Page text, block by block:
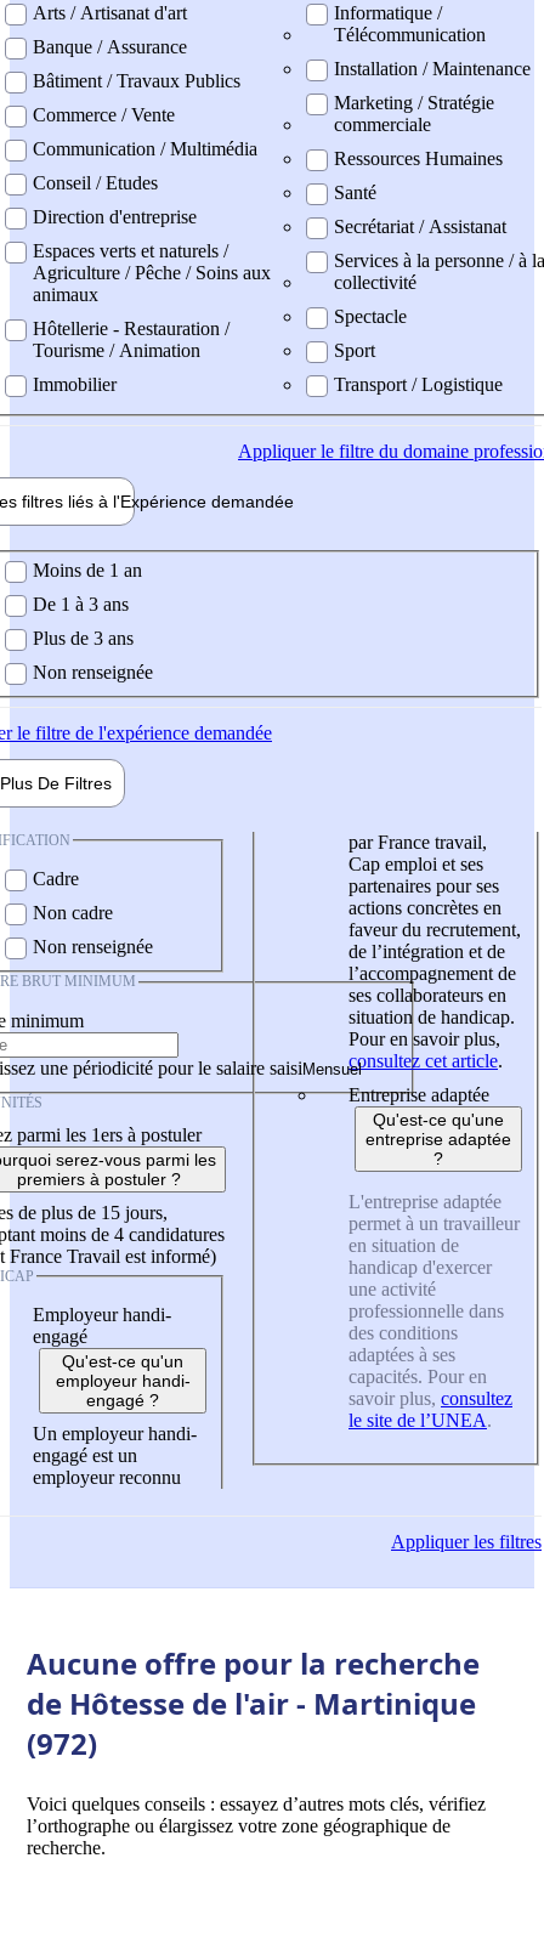
Arts / Artisanat d'art
Banque / Assurance
Bâtiment / Travaux Publics
Commerce / Vente
Communication / Multimédia
Conseil / Etudes
Direction d'entreprise
Espaces verts et naturels /
Agriculture / Pêche / Soins aux
animaux
Hôtellerie - Restauration /
Tourisme / Animation
Immobilier
Informatique /
Télécommunication
Installation / Maintenance
Marketing / Stratégie
commerciale
Ressources Humaines
Santé
Secrétariat / Assistanat
Services à la personne / à la
collectivité
Spectacle
Sport
Transport / Logistique
Appliquerle filtre du domaine
filtres liés à l'Expérience demandée
demandée
Moins de 1 an
De 1 à 3 ans
Plus de 3 ans
Non renseignée
le filtre de l'expérience demandée
Plus De Filtres
Cadre
Non cadre
Non renseignée
BRUT MINIMUM
minimum
une périodicité pour le salaire saisi
parmi les 1ers à postuler
serez-vous parmi les
premiers à postuler ?
de plus de 15 jours,
moins de 4 candidatures
France Travail est informé)
Employeur handi-
engagé
Qu'est-ce qu'un
employeur handi-
engagé ?
Un employeur handi-
engagé est un
employeur reconnu
par France travail,
Cap emploi et ses
partenaires pour ses
actions concrètes en
faveur du recrutement,
de l’intégration et de
l’accompagnement de
ses collaborateurs en
situation de handicap.
Pour en savoir plus,
consultez cet article.
Entreprise adaptée
Qu'est-ce qu'une
entreprise adaptée
?
L'entreprise adaptée
permet à un travailleur
en situation de
handicap d'exercer
une activité
professionnelle dans
des conditions
adaptées à ses
capacités. Pour en
savoir plus, consultez
le site de l’UNEA.
Appliquerles filtres
Aucune offre pour la recherche
de Hôtesse de l'air - Martinique
(972)
Voici quelques conseils : essayez d’autres mots clés, vérifiez
l’orthographe ou élargissez votre zone géographique de
recherche.